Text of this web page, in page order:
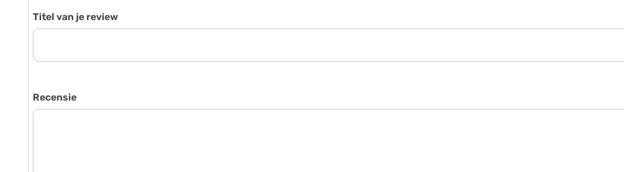
Titel van je review
Recensie